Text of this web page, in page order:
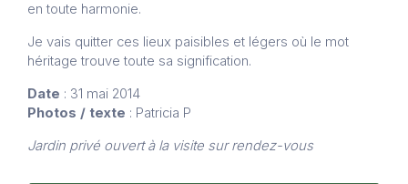
en toute harmonie.
Je vais quitter ces lieux paisibles et légers où le mot
héritage trouve toute sa signification.
Date : 31 mai 2014
Photos / texte : Patricia P
Jardin privé ouvert à la visite sur rendez-vous